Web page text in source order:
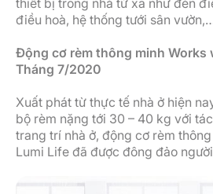
điều hoà, hệ thống tưới sân
Động cơ rèm thông minh Works
Tháng 7/2020
Xuất phát từ thực tế nhà ở hiện
bộ rèm nặng tới 30 – 40 kg với
trang trí nhà ở, động cơ rèm
Lumi Life đã được đông đảo